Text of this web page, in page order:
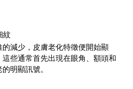
紋
減少， 皮膚老化特徵便開始顯
些通常首先出現在眼角、額頭和
明顯訊號。